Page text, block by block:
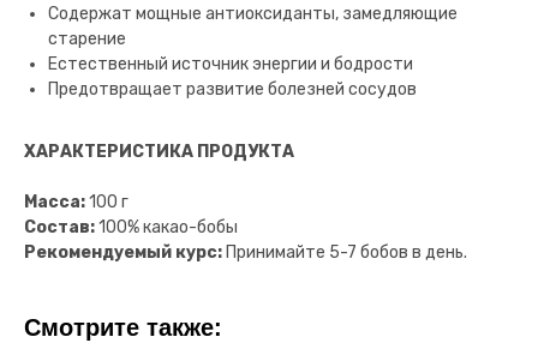
Содержат мощные антиоксиданты, замедляющие
старение
Естественный источник энергии и бодрости
Предотвращает развитие болезней сосудов
ХАРАКТЕРИСТИКА ПРОДУКТА
Масса:100 г
Состав:100% какао-бобы
Рекомендуемый курс: Принимайте 5-7 бобов в день.
Смотрите также: